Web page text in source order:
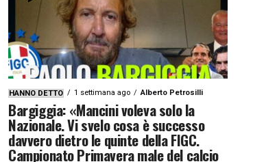
HANNO DETTO 1 settimana ago Alberto Petrosilli
Bargiggia: «Mancini voleva solo la
Nazionale. Vi svelo cosa è successo
davvero dietro le quinte della FIGC.
Campionato Primavera male del calcio